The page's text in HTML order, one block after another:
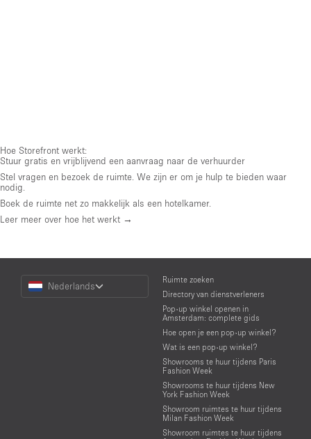
Hoe Storefront werkt:
Stuur gratis en vrijblijvend een aanvraag naar de verhuurder
Stel vragen en bezoek de ruimte. We zijn er om je hulp te bieden waar
nodig.
Boek de ruimte net zo makkelijk als een hotelkamer.
Leer meer over hoe het werkt →
Choose
Language
Nederlands
Ruimte zoeken
Directory van dienstverleners
Pop-up winkel openen in
Amsterdam: complete gids
Hoe open je een pop-up winkel?
Wat is een pop-up winkel?
Showrooms te huur tijdens Paris
Fashion Week
Showrooms te huur tijdens New
York Fashion Week
Showroom ruimtes te huur tijdens
Milan Fashion Week
Showroom ruimtes te huur tijdens